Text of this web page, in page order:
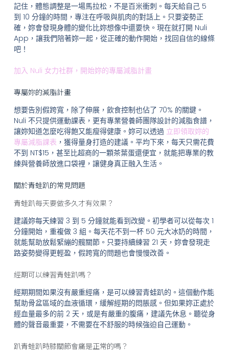
記住，體態調整是一場馬拉松，不是百米衝刺。每天給自己 5
到 10 分鐘的時間，專注在呼吸與肌肉的對話上。只要姿勢正
確，妳會發現身體的變化比妳想像中還要快。現在就打開 Nuli
App，讓我們陪著妳一起，從正確的動作開始，找回自信的線條
吧！
加入 Nuli 女力社群，開始妳的專屬減脂計畫
專屬妳的減脂計畫
想要告別假跨寬，除了伸展，飲食控制也佔了 70% 的關鍵。
Nuli 不只提供運動課表，更有專業營養師團隊設計的減脂食譜，
讓妳知道怎麼吃得飽又能瘦得健康。妳可以透過 立即領取妳的
專屬減脂課表 ，獲得量身打造的建議。平均下來，每天只需花費
不到 NT$15，甚至比超商的一顆茶葉蛋還便宜，就能把專業的教
練與營養師放進口袋裡，讓健身真正融入生活。
關於青蛙趴的常見問題
青蛙趴每天要做多久才有效果？
建議妳每天練習 3 到 5 分鐘就能看到改變。初學者可以從每次 1
分鐘開始，重複做 3 組。每天花不到一杯 50 元大冰奶的時間，
就能幫助放鬆緊繃的髖關節。只要持續練習 21 天，妳會發現走
路姿勢變得更輕盈，假跨寬的問題也會慢慢改善。
經期可以練習青蛙趴嗎？
經期期間如果沒有嚴重經痛，是可以練習青蛙趴的。這個動作能
幫助骨盆區域的血液循環，緩解經期的悶脹感。但如果妳正處於
經血量最多的前 2 天，或是有嚴重的腹痛，建議先休息。聽從身
體的聲音最重要，不需要在不舒服的時候強迫自己運動。
趴青蛙趴時膝關節會痛是正常的嗎？